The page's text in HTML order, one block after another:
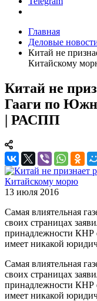
Главная
Деловые
Китай не
Китайскому
Китай не
Гааги по
| РАСПП
13 июля 2016
Самая влиятельная
своих страницах
принадлежности КНР
имеет никакой
Самая влиятельная
своих страницах
принадлежности КНР
имеет никакой